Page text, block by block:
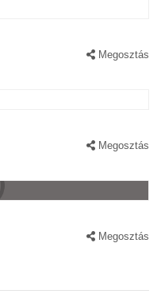
Megosztás
Megosztás
Megosztás